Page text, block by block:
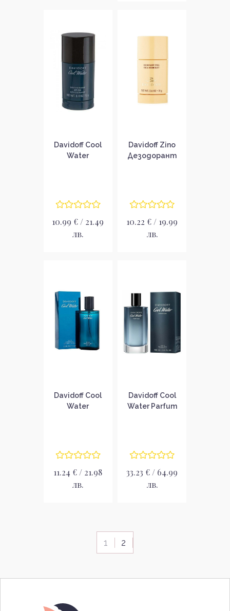
Davidoff Cool
Water
10.99 € / 21.49
лв.
Davidoff Zino
Дезодорант
10.22 € / 19.99
лв.
Davidoff Cool
Water
11.24 € / 21.98
лв.
Davidoff Cool
Water Parfum
33.23 € / 64.99
лв.
1 2